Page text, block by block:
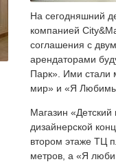
На сегодняшний
компанией
соглашения с
арендаторами
Парк». Ими стали
мир» и «Я
Магазин
дизайнерской
втором этаже ТЦ
метров, а «Я